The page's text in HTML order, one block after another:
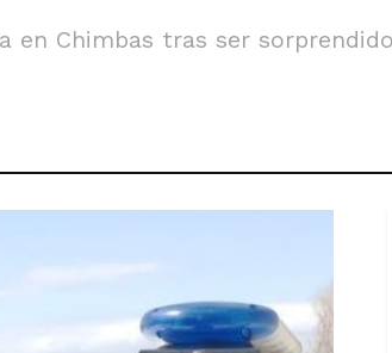
Chimbas tras ser